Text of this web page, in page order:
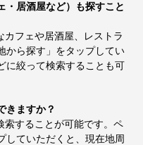
・居酒屋など）も探すこと
フェや居酒屋、レストラ
から探す」をタップしてい
に絞って検索することも可
きますか？
索することが可能です。ペ
していただくと、現在地周